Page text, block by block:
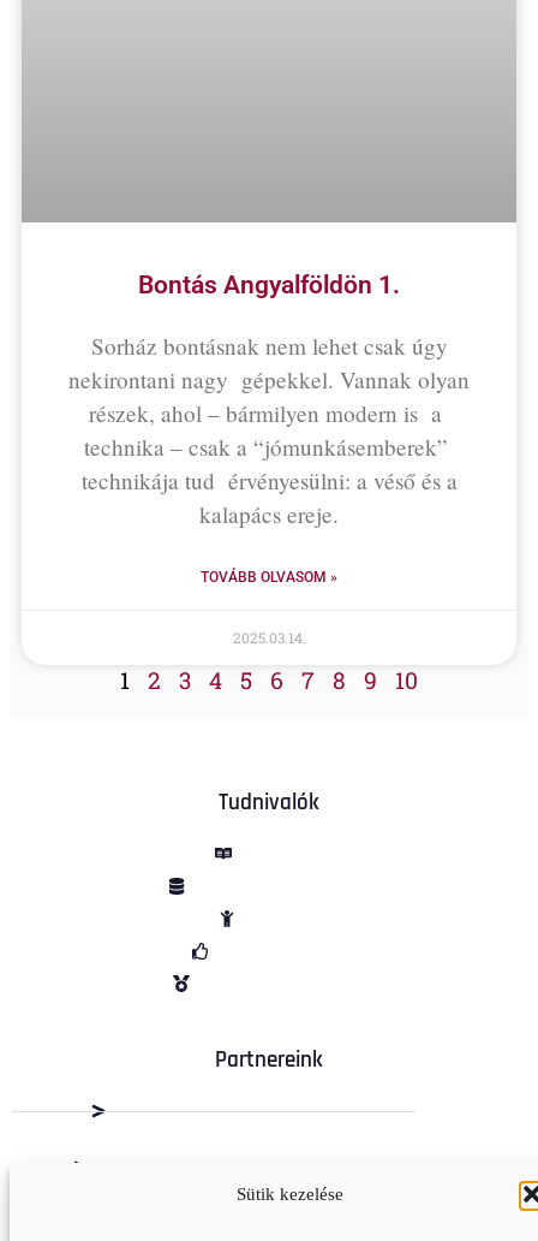
Sütik kezelése
Bontás Angyalföldön 1.
Sorház bontásnak nem lehet csak úgy
nekirontani nagy gépekkel. Vannak olyan
részek, ahol – bármilyen modern is a
technika – csak a “jómunkásemberek”
technikája tud érvényesülni: a véső és a
kalapács ereje.
TOVÁBB OLVASOM »
2025.03.14.
1 2 3 4 5 6 7 8 9 10
Tudnivalók
Partnereink
Dabas Beton Kft.